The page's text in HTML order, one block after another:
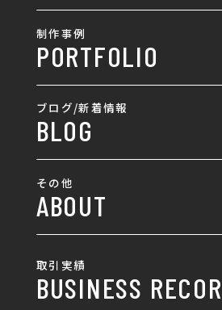
採用情報
ホームページ制作
採用サイト制作
SEO対策
AIO対策
ロゴ製作・ロゴデザ
名刺制作・名刺デザイ
制作事例
PORTFOLIO
全て
ホームページ
ロゴ
名刺/カード
チラシ/パンフレット
ポスター
ブログ/新着情報
BLOG
お知らせ
採用情報
その他
ABOUT
お客様の声
取引実績
BUSINESS